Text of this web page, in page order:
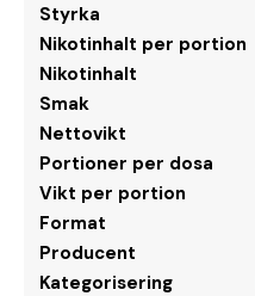
Styrka
Nikotinhalt per portion
Nikotinhalt
Smak
Nettovikt
Portioner per dosa
Vikt per portion
Format
Producent
Kategorisering